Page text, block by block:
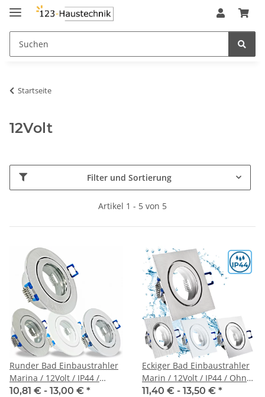
Startseite
12Volt
Filter und Sortierung
Artikel 1 - 5 von 5
Runder Bad Einbaustrahler
Marina / 12Volt / IP44 /
Ohne LED Leuchtmittel
10,81 € - 13,00 € *
Eckiger Bad Einbaustrahler
Marin / 12Volt / IP44 / Ohne
LED Leuchtmittel
11,40 € - 13,50 € *